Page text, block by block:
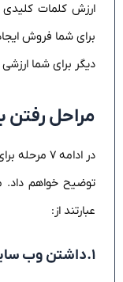
ارزش کلمات
برای شما فروش
دیگر برای شما
مراحل رفتن
در ادامه ۷
توضیح خواهم داد.
عبارتند از:
۱.داشتن وب سایت مناسب